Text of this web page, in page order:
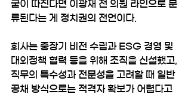
굳이 따진다면 이광재 전 의원 라인으로 분
류된다는 게 정치권의 전언이다.
회사는 중장기 비전 수립과 ESG 경영 및
대외정책 협력 등을 위해 조직을 신설했고,
직무의 특수성과 전문성을 고려할 때 일반
공채 방식으로는 적격자 확보가 어렵다고